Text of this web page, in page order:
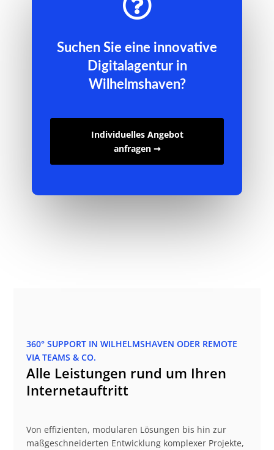
Suchen Sie eine innovative
Digitalagentur in
Wilhelmshaven?
Individuelles Angebot
anfragen ➞
360° SUPPORT IN WILHELMSHAVEN ODER REMOTE
VIA TEAMS & CO.
Alle Leistungen rund um Ihren
Internetauftritt
Von effizienten, modularen Lösungen bis hin zur
maßgeschneiderten Entwicklung komplexer Projekte,